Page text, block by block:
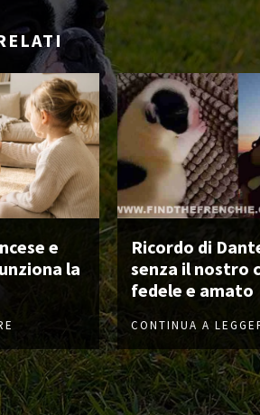
e
la
Ricordo di
senza il nostro
fedele e amato
CONTINUA A